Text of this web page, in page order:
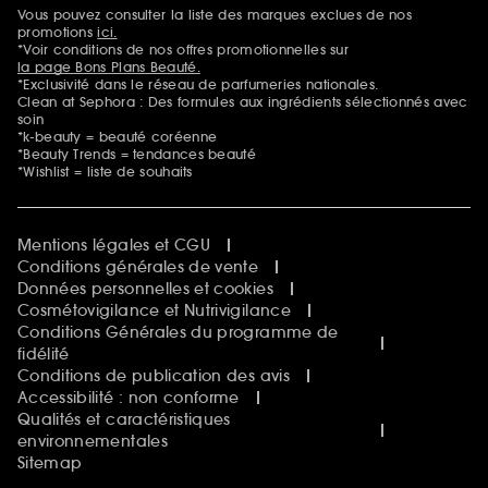
Sephora Beautiful Club
Clean at Sephora
Idées & Inspirations Beauté
Mentions additionnelles
Vous pouvez consulter la liste des marques exclues de nos
promotionsici.
*Voir conditions de nos offres promotionnelles sur
la page Bons Plans Beauté.
*Exclusivité dans le réseau de parfumeries nationales.
Clean at Sephora : Des formules aux ingrédients sélectionnés avec
soin
*k-beauty = beauté coréenne
*Beauty Trends = tendances beauté
*Wishlist = liste de souhaits
Mentions légales et CGU
Conditions générales de vente
Données personnelles et cookies
Cosmétovigilance et Nutrivigilance
Conditions Générales du programme de
fidélité
Conditions de publication des avis
Accessibilité : non conforme
Qualités et caractéristiques
environnementales
Sitemap